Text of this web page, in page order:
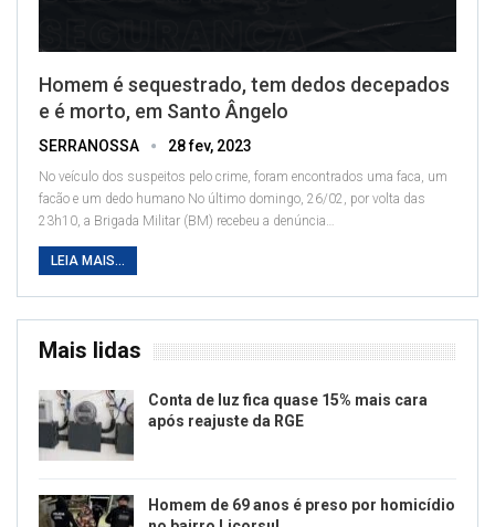
Homem é sequestrado, tem dedos decepados
e é morto, em Santo Ângelo
SERRANOSSA 28 fev, 2023
No veículo dos suspeitos pelo crime, foram encontrados uma faca, um
facão e um dedo humano No último domingo, 26/02, por volta das
23h10, a Brigada Militar (BM) recebeu a denúncia…
LEIA MAIS...
Mais lidas
Conta de luz fica quase 15% mais cara
após reajuste da RGE
Homem de 69 anos é preso por homicídio